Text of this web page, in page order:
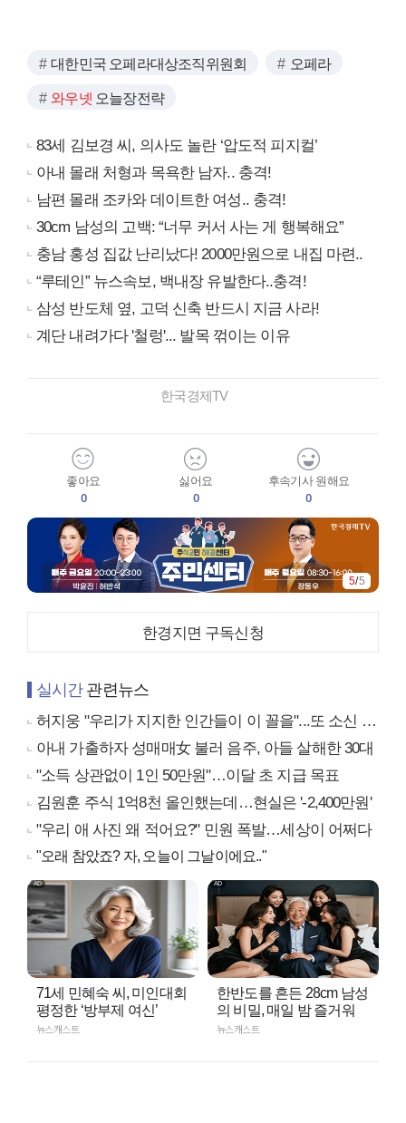
대한민국 오페라대상조직위원회 오페라
와우넷 오늘장전략
83세 김보경 씨, 의사도 놀란 ‘압도적 피지컬’
아내 몰래 처형과 목욕한 남자.. 충격!
남편 몰래 조카와 데이트한 여성.. 충격!
30cm 남성의 고백: “너무 커서 사는 게 행복해요”
충남 홍성 집값 난리났다! 2000만원으로 내집 마련..
“루테인” 뉴스속보, 백내장 유발한다..충격!
삼성 반도체 옆, 고덕 신축 반드시 지금 사라!
계단 내려가다 '철렁'... 발목 꺾이는 이유
한국경제TV
좋아요
0
싫어요
0
후속기사 원해요
0
5/5
한경지면 구독신청
실시간관련뉴스
허지웅 "우리가 지지한 인간들이 이 꼴을"...또 소신 발언
아내 가출하자 성매매女 불러 음주, 아들 살해한 30대
"소득 상관없이 1인 50만원"…이달 초 지급 목표
김원훈 주식 1억8천 올인했는데…현실은 '-2,400만원'
"우리 애 사진 왜 적어요?" 민원 폭발…세상이 어쩌다
"오래 참았죠? 자, 오늘이 그날이에요.."
71세 민혜숙 씨, 미인대회
평정한 ‘방부제 여신’
뉴스캐스트
한반도를 흔든 28cm 남성
의 비밀, 매일 밤 즐거워
뉴스캐스트